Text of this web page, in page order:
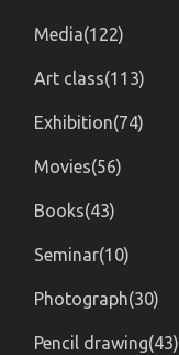
Media(122)
Art class(113)
Exhibition(74)
Movies(56)
Books(43)
Seminar(10)
Photograph(30)
Pencil drawing(43)